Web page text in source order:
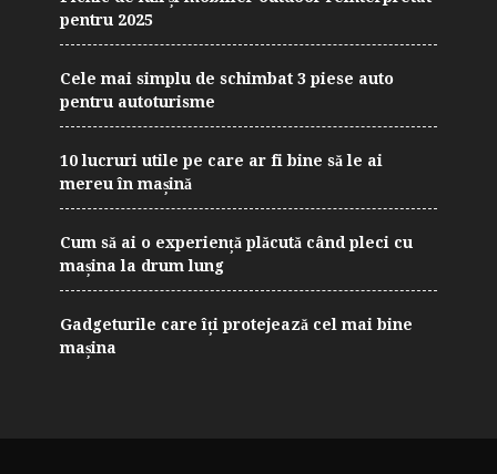
pentru 2025
Cele mai simplu de schimbat 3 piese auto
pentru autoturisme
10 lucruri utile pe care ar fi bine să le ai
mereu în mașină
Cum să ai o experiență plăcută când pleci cu
mașina la drum lung
Gadgeturile care îți protejează cel mai bine
mașina